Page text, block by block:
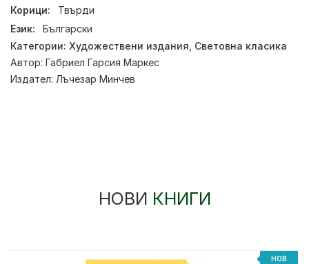
Корици:
Твърди
Език:
Български
Категории: Художествени издания, Световна класика
Автор: Габриел Гарсия Маркес
Издател: Лъчезар Минчев
НОВИ КНИГИ
НОВ